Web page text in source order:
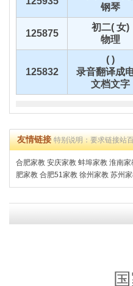
钢琴
125875
初二( 女)
物理
125832
( )
录音翻译成
文档文字
友情链接特别说明：要求链接站
合肥家教 安庆家教 蚌埠家教 淮南家
肥家教 合肥51家教 徐州家教 苏州